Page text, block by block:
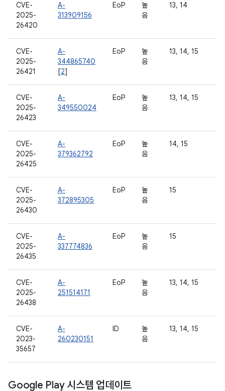
CVE-
2025-
26420
A-
313909156
EoP
높
음
13, 14
CVE-
2025-
26421
A-
344865740
[2]
EoP
높
음
13, 14, 15
CVE-
2025-
26423
A-
349550024
EoP
높
음
13, 14, 15
CVE-
2025-
26425
A-
379362792
EoP
높
음
14, 15
CVE-
2025-
26430
A-
372895305
EoP
높
음
15
CVE-
2025-
26435
A-
337774836
EoP
높
음
15
CVE-
2025-
26438
A-
251514171
EoP
높
음
13, 14, 15
CVE-
2023-
35657
A-
260230151
ID
높
음
13, 14, 15
Google Play 시스템 업데이트